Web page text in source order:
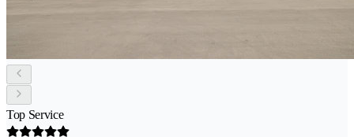
Top Service